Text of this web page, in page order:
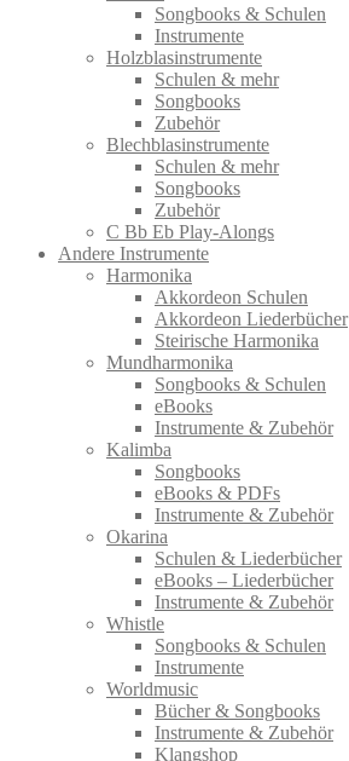
Songbooks & Schulen
Instrumente
Holzblasinstrumente
Schulen & mehr
Songbooks
Zubehör
Blechblasinstrumente
Schulen & mehr
Songbooks
Zubehör
C Bb Eb Play-Alongs
Andere Instrumente
Harmonika
Akkordeon Schulen
Akkordeon Liederbücher
Steirische Harmonika
Mundharmonika
Songbooks & Schulen
eBooks
Instrumente & Zubehör
Kalimba
Songbooks
eBooks & PDFs
Instrumente & Zubehör
Okarina
Schulen & Liederbücher
eBooks – Liederbücher
Instrumente & Zubehör
Whistle
Songbooks & Schulen
Instrumente
Worldmusic
Bücher & Songbooks
Instrumente & Zubehör
Klangshop